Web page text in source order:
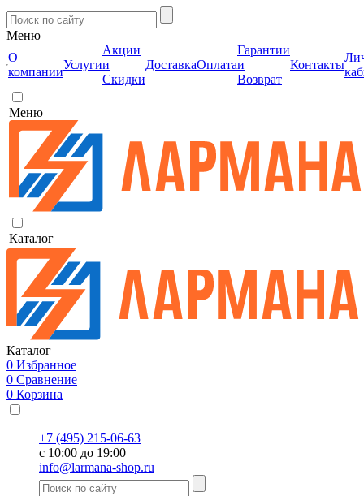
Меню
О
компании
Услуги
Акции
и
Скидки
ДоставкаОплата
Гарантии
и
Возврат
Контакты
Меню
Каталог
Каталог
0 Избранное
0 Сравнение
0 Корзина
+7 (495) 215-06-63
с 10:00 до 19:00
info@larmana-shop.ru